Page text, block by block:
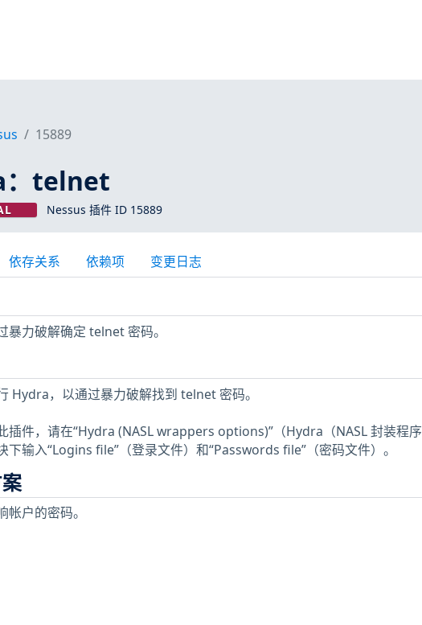
15889
：telnet
Nessus 插件 ID 15889
依存关系 依赖项 变更日志
暴力破解确定 telnet 密码。
Hydra，以通过暴力破解找到 telnet 密码。
插件，请在“Hydra (NASL wrappers options)”（Hydra（NASL 封装程
下输入“Logins file”（登录文件）和“Passwords file”（密码文件）。
帐户的密码。